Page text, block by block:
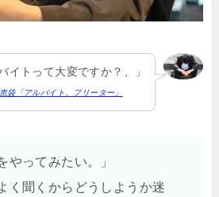
イトって大変ですか？、」
袋「アルバイト、フリーター」
やってみたい。」
く聞くからどうしようか迷